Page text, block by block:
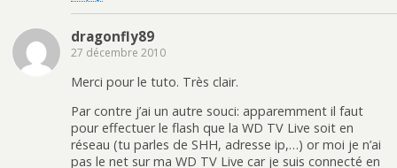
dragonfly89
27 décembre 2010
Merci pour le tuto. Très clair.
Par contre j’ai un autre souci: apparemment il faut
pour effectuer le flash que la WD TV Live soit en
réseau (tu parles de SHH, adresse ip,…) or moi je n’ai
pas le net sur ma WD TV Live car je suis connecté en